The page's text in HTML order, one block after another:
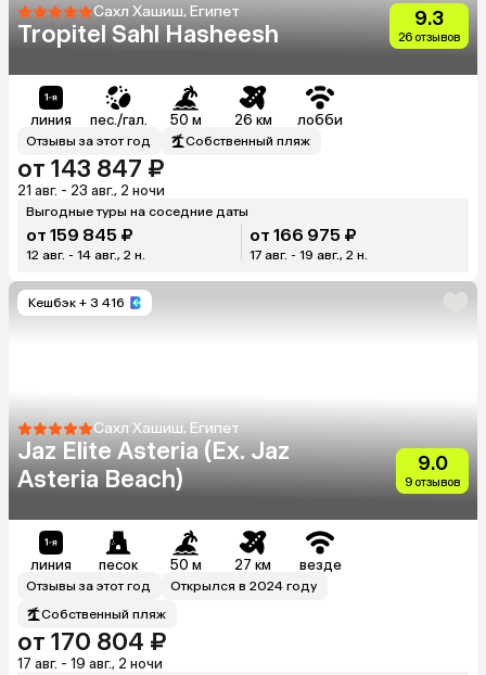
Сахл Хашиш, Египет
Tropitel Sahl Hasheesh
9.3
26 отзывов
линия пес./гал. 50 м 26 км лобби
Отзывы за этот год Собственный пляж
от 143 847 ₽
21 авг. - 23 авг., 2 ночи
Выгодные туры на соседние даты
от 159 845 ₽
12 авг. - 14 авг., 2 н.
от 166 975 ₽
17 авг. - 19 авг., 2 н.
Кешбэк + 3 416
Сахл Хашиш, Египет
Jaz Elite Asteria (Ex. Jaz
Asteria Beach)
9.0
9 отзывов
линия песок 50 м 27 км везде
Отзывы за этот год
Открылся в 2024 году
Собственный пляж
от 170 804 ₽
17 авг. - 19 авг., 2 ночи